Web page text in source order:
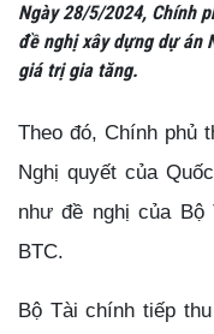
Ngày 28/5/2024, Chính
đề nghị xây dựng dự án
giá trị gia tăng.
Theo đó, Chính phủ
Nghị quyết của
như đề nghị của
BTC.
Bộ Tài chính tiếp